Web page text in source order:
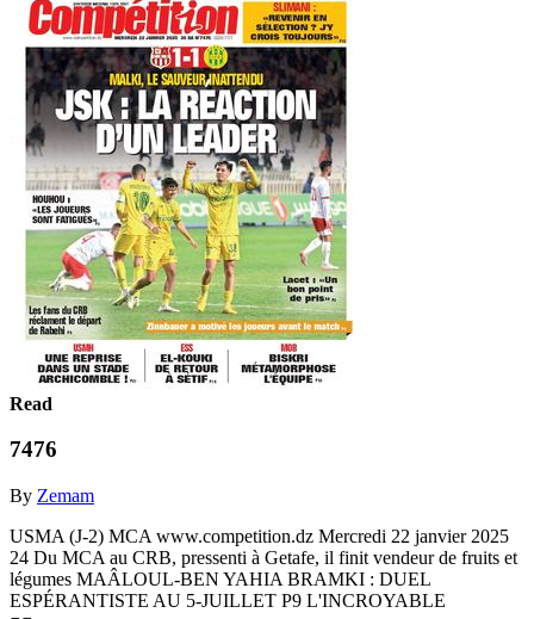
Read
7476
By Zemam
USMA (J-2) MCA www.competition.dz Mercredi 22 janvier 2025
24 Du MCA au CRB, pressenti à Getafe, il finit vendeur de fruits et
légumes MAÂLOUL-BEN YAHIA BRAMKI : DUEL
ESPÉRANTISTE AU 5-JUILLET P9 L'INCROYABLE